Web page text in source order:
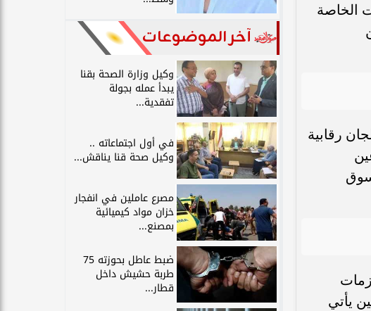
الخاصة
رقابية
يأتي
آخر الموضوعات
وكيل وزارة الصحة بقنا
يبدأ عمله بجولة
تفقدية...
في أول اجتماعاته ..
وكيل صحة قنا يناقش...
مصرع عاملين في انفجار
خزان مواد كيميائية
بمصنع...
ضبط عاطل بحوزته 75
طربة حشيش داخل
قطار...